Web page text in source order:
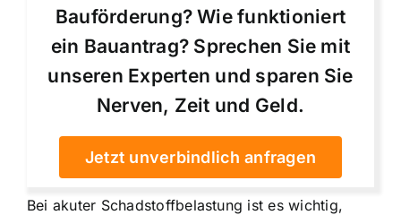
Bauförderung? Wie funktioniert
ein Bauantrag? Sprechen Sie mit
unseren Experten und sparen Sie
Nerven, Zeit und Geld.
Jetzt unverbindlich anfragen
Bei akuter Schadstoffbelastung ist es wichtig,